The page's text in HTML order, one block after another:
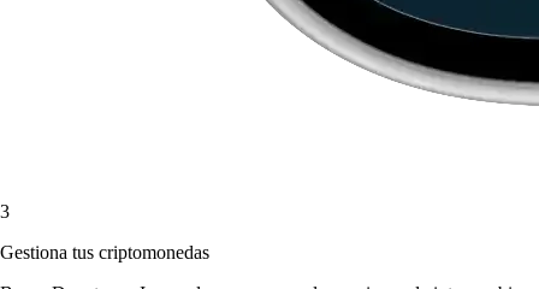
3
Gestiona tus criptomonedas